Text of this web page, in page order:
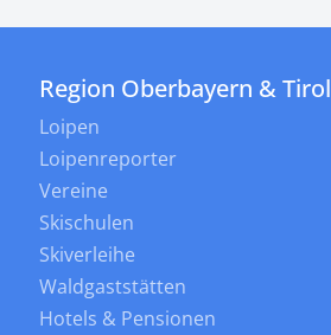
Region Oberbayern & Tirol
Loipen
Loipenreporter
Vereine
Skischulen
Skiverleihe
Waldgaststätten
Hotels & Pensionen